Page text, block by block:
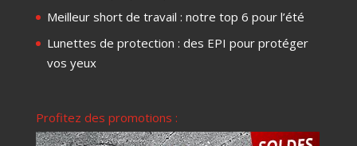
Meilleur short de travail : notre top 6 pour l’été
Lunettes de protection : des EPI pour protéger
vos yeux
Profitez des promotions :